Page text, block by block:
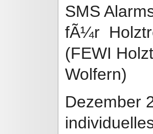
SMS
fÃ¼r
(FEWI
Wolfern)
Dezember